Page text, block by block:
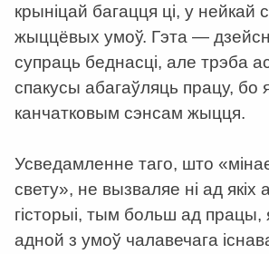
крыніцай багацця ці, у нейкай
жыццёвых умоў. Гэта —
супраць беднасці, але трэба
спакусы абагаўляць працу, бо
канчатковым сэнсам жыцця.
Усведамленне таго, што
свету», не вызваляе ні ад якіх
гісторыі, тым больш ад працы,
адной з умоў чалавечага